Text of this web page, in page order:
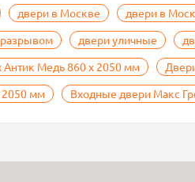
двери в Москве двери в
двери уличные
Медь 860 х 2050 мм
2050 мм
Входные двери Макс